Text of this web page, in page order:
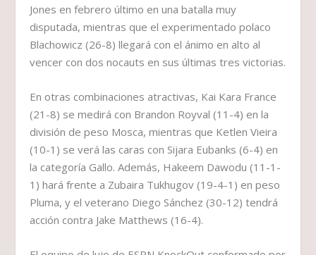
Jones en febrero último en una batalla muy
disputada, mientras que el experimentado polaco
Blachowicz (26-8) llegará con el ánimo en alto al
vencer con dos nocauts en sus últimas tres victorias.
En otras combinaciones atractivas, Kai Kara France
(21-8) se medirá con Brandon Royval (11-4) en la
división de peso Mosca, mientras que Ketlen Vieira
(10-1) se verá las caras con Sijara Eubanks (6-4) en
la categoría Gallo. Además, Hakeem Dawodu (11-1-
1) hará frente a Zubaira Tukhugov (19-4-1) en peso
Pluma, y el veterano Diego Sánchez (30-12) tendrá
acción contra Jake Matthews (16-4).